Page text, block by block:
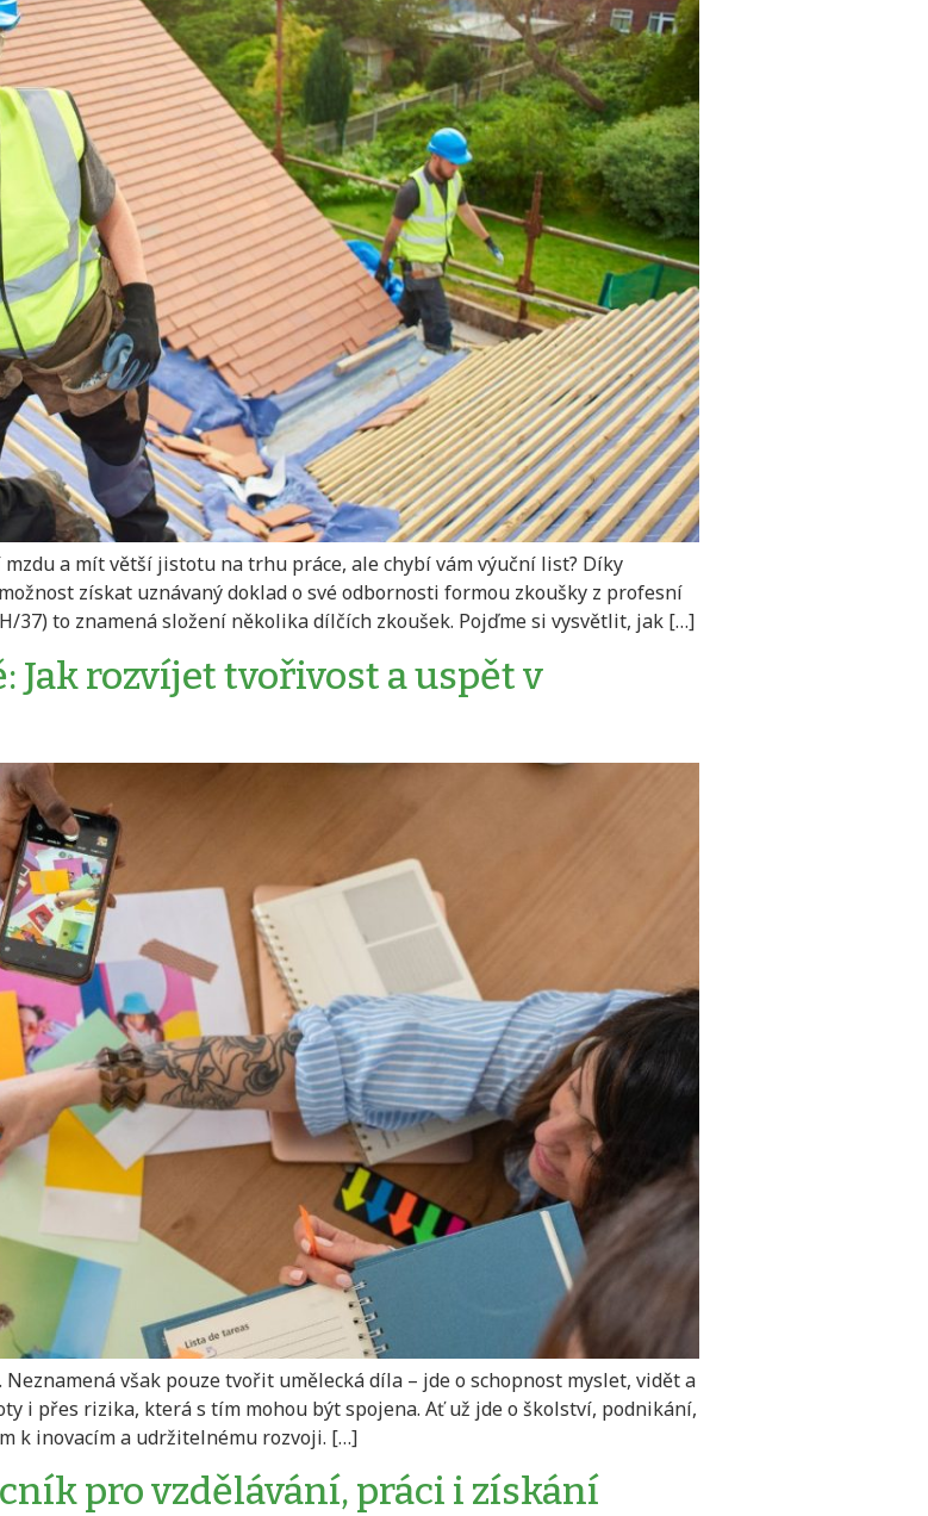
a mít větší jistotu na trhu práce, ale chybí vám výuční list? Díky
získat uznávaný doklad o své odbornosti formou zkoušky z profesní
37) to znamená složení několika dílčích zkoušek. Pojďme si vysvětlit, jak […]
Jak rozvíjet tvořivost a uspět v
však pouze tvořit umělecká díla – jde o schopnost myslet, vidět a
i přes rizika, která s tím mohou být spojena. Ať už jde o školství, podnikání,
k inovacím a udržitelnému rozvoji. […]
pro vzdělávání, práci i získání